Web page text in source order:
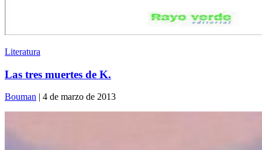
Literatura
Las tres muertes de K.
Bouman | 4 de marzo de 2013